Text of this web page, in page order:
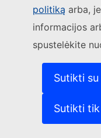
politiką arba,
informacijos
spustelėkite
Sutikti
Sutikti